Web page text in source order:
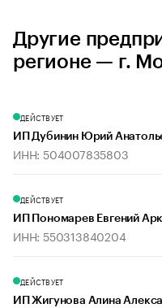
Другие
регионе — г.
ДЕЙСТВУЕТ
ИП Дубинин Юрий
ИНН: 504007835803
ДЕЙСТВУЕТ
ИП Пономарев Евгений
ИНН: 550313840204
ДЕЙСТВУЕТ
ИП Жигунова Алина